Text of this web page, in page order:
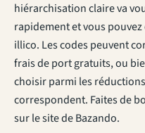
hiérarchisation claire va
rapidement et vous
illico. Les codes peuvent
frais de port gratuits, ou
choisir parmi les
correspondent. Faites de
sur le site de Bazando.